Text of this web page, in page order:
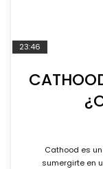
23:46
Cathood es
sumergirte en